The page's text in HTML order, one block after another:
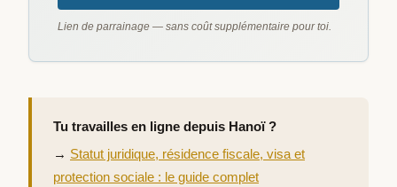
Lien de parrainage — sans coût supplémentaire pour toi.
Tu travailles en ligne depuis Hanoï ?
→ Statut juridique, résidence fiscale, visa et
protection sociale : le guide complet